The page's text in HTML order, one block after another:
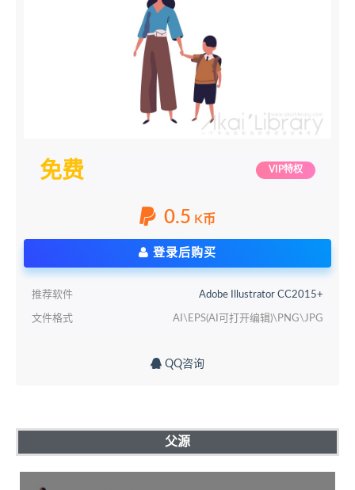
免费 VIP特权
0.5 K币
登录后购买
推荐软件 Adobe Illustrator CC2015+
文件格式 AI\EPS(AI可打开编辑)\PNG\JPG
QQ咨询
父源